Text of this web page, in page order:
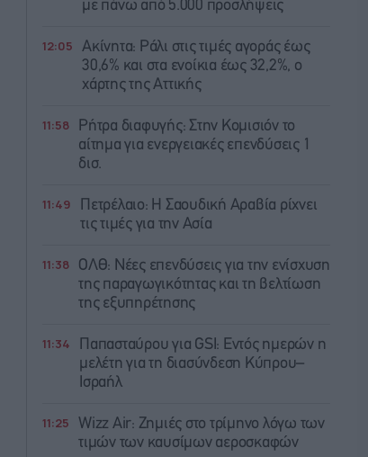
με πάνω από 5.000 προσλήψεις
12:05
Ακίνητα: Ράλι στις τιμές αγοράς έως
30,6% και στα ενοίκια έως 32,2%, ο
χάρτης της Αττικής
11:58
Ρήτρα διαφυγής: Στην Κομισιόν το
αίτημα για ενεργειακές επενδύσεις 1
δισ.
11:49
Πετρέλαιο: Η Σαουδική Αραβία ρίχνει
τις τιμές για την Ασία
11:38
ΟΛΘ: Νέες επενδύσεις για την ενίσχυση
της παραγωγικότητας και τη βελτίωση
της εξυπηρέτησης
11:34
Παπασταύρου για GSI: Εντός ημερών η
μελέτη για τη διασύνδεση Κύπρου–
Ισραήλ
11:25
Wizz Air: Ζημιές στο τρίμηνο λόγω των
τιμών των καυσίμων αεροσκαφών